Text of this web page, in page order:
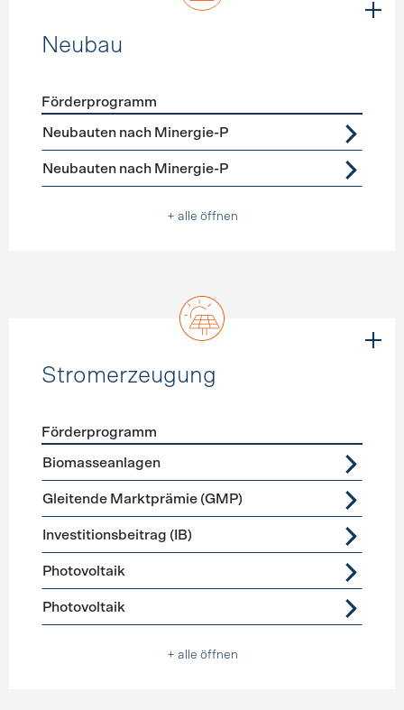
Neubau
Förderprogramme Neubau
Förderprogramm
Neubauten nach Minergie-P
Neubauten nach Minergie-P
+ alle öffnen
Stromerzeugung
Förderprogramme
Förderprogramm
Biomasseanlagen
Gleitende Marktprämie (GMP)
Investitionsbeitrag (IB)
Photovoltaik
Photovoltaik
+ alle öffnen